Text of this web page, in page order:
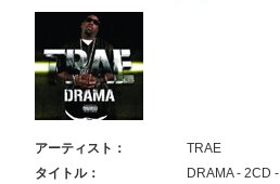
アーティスト：
TRAE
タイトル：
DRAMA - 2CD -